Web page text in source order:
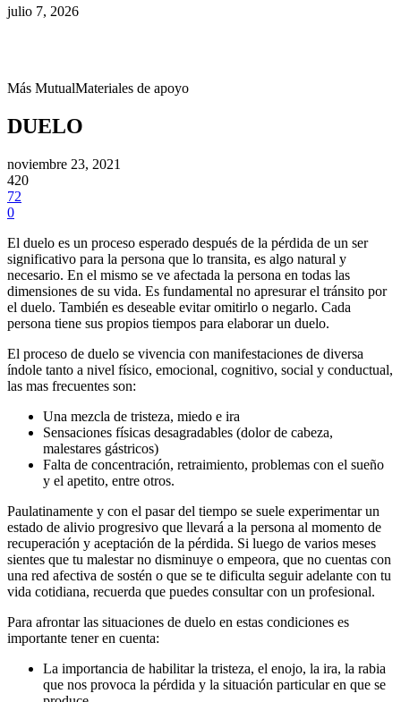
julio 7, 2026
Más MutualMateriales de apoyo
DUELO
noviembre 23, 2021
420
72
0
El duelo es un proceso esperado después de la pérdida de un ser
significativo para la persona que lo transita, es algo natural y
necesario. En el mismo se ve afectada la persona en todas las
dimensiones de su vida. Es fundamental no apresurar el tránsito por
el duelo. También es deseable evitar omitirlo o negarlo. Cada
persona tiene sus propios tiempos para elaborar un duelo.
El proceso de duelo se vivencia con manifestaciones de diversa
índole tanto a nivel físico, emocional, cognitivo, social y conductual,
las mas frecuentes son:
Una mezcla de tristeza, miedo e ira
Sensaciones físicas desagradables (dolor de cabeza,
malestares gástricos)
Falta de concentración, retraimiento, problemas con el sueño
y el apetito, entre otros.
Paulatinamente y con el pasar del tiempo se suele experimentar un
estado de alivio progresivo que llevará a la persona al momento de
recuperación y aceptación de la pérdida. Si luego de varios meses
sientes que tu malestar no disminuye o empeora, que no cuentas con
una red afectiva de sostén o que se te dificulta seguir adelante con tu
vida cotidiana, recuerda que puedes consultar con un profesional.
Para afrontar las situaciones de duelo en estas condiciones es
importante tener en cuenta:
La importancia de habilitar la tristeza, el enojo, la ira, la rabia
que nos provoca la pérdida y la situación particular en que se